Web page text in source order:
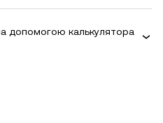
допомогою калькулятора